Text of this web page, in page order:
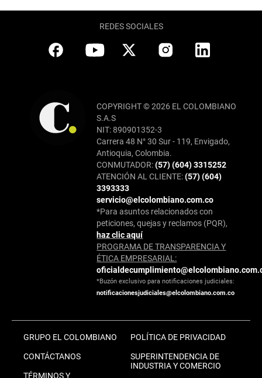
REDES SOCIALES
COPYRIGHT © 2026 EL COLOMBIANO
S.A.S
NIT: 890901352-3
Carrera 48 N° 30 Sur - 119, Envigado,
Antioquia, Colombia.
CONMUTADOR:(57) (604) 3315252
ATENCIÓN AL CLIENTE:(57) (604)
3393333
servicio@elcolombiano.com.co
*Para asuntos relacionados con
peticiones, quejas y reclamos (PQR),
haz clic aquí
PROGRAMA DE TRANSPARENCIA Y
ÉTICA EMPRESARIAL:
*Buzón exclusivo para notificaciones judiciales:
notificacionesjudiciales@elcolombiano.com.co
GRUPO EL COLOMBIANO
CONTÁCTANOS
TÉRMINOS Y
POLÍTICA DE PRIVACIDAD
SUPERINTENDENCIA DE
INDUSTRIA Y COMERCIO